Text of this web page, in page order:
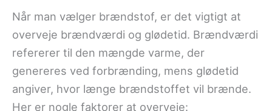
Når man vælger brændstof, er det vigtigt at
overveje brændværdi og glødetid. Brændværdi
refererer til den mængde varme, der
genereres ved forbrænding, mens glødetid
angiver, hvor længe brændstoffet vil brænde.
Her er nogle faktorer at overveje: